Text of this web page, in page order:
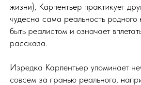
жизни), Карпентьер практикует
чудесна сама реальность родного
быть реалистом и означает
рассказа.
Изредка Карпентьер упоминает
совсем за гранью реального,